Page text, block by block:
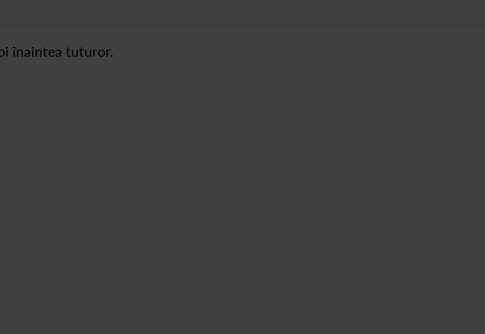
înaintea tuturor.